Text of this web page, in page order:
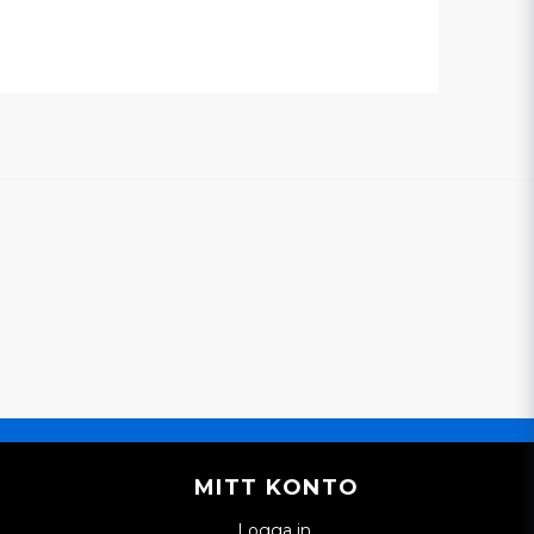
MITT KONTO